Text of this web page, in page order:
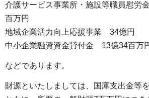
介護サービス事業所・施設等職員慰労
百万円
地域企業活力向上応援事業
34億円
中小企業融資資金貸付金
13億34百万
などであります。
財源といたしましては、国庫支出金等